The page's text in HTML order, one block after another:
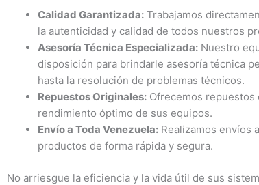
Calidad Garantizada: Trabajamos
la autenticidad y calidad de todos nuestros
Asesoría Técnica Especializada: Nuestro
disposición para brindarle asesoría técnica
hasta la resolución de problemas técnicos.
Repuestos Originales: Ofrecemos repuestos
rendimiento óptimo de sus equipos.
Envío a Toda Venezuela: Realizamos envíos
productos de forma rápida y segura.
No arriesgue la eficiencia y la vida útil de sus